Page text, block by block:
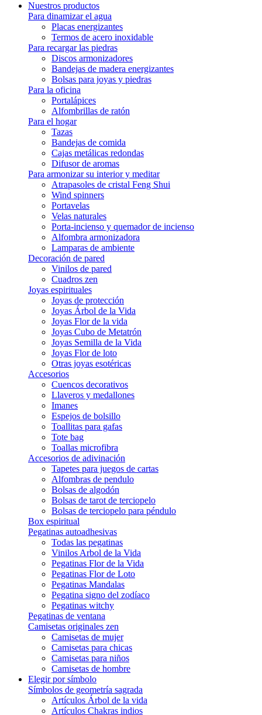
Nuestros productos
Para dinamizar el agua
Placas energizantes
Termos de acero inoxidable
Para recargar las piedras
Discos armonizadores
Bandejas de madera energizantes
Bolsas para joyas y piedras
Para la oficina
Portalápices
Alfombrillas de ratón
Para el hogar
Tazas
Bandejas de comida
Cajas metálicas redondas
Difusor de aromas
Para armonizar su interior y meditar
Atrapasoles de cristal Feng Shui
Wind spinners
Portavelas
Velas naturales
Porta-incienso y quemador de incienso
Alfombra armonizadora
Lamparas de ambiente
Decoración de pared
Vinilos de pared
Cuadros zen
Joyas espirituales
Joyas de protección
Joyas Árbol de la Vida
Joyas Flor de la vida
Joyas Cubo de Metatrón
Joyas Semilla de la Vida
Joyas Flor de loto
Otras joyas esotéricas
Accesorios
Cuencos decorativos
Llaveros y medallones
Imanes
Espejos de bolsillo
Toallitas para gafas
Tote bag
Toallas microfibra
Accesorios de adivinación
Tapetes para juegos de cartas
Alfombras de pendulo
Bolsas de algodón
Bolsas de tarot de terciopelo
Bolsas de terciopelo para péndulo
Box espiritual
Pegatinas autoadhesivas
Todas las pegatinas
Vinilos Arbol de la Vida
Pegatinas Flor de la Vida
Pegatinas Flor de Loto
Pegatinas Mandalas
Pegatina signo del zodíaco
Pegatinas witchy
Pegatinas de ventana
Camisetas originales zen
Camisetas de mujer
Camisetas para chicas
Camisetas para niños
Camisetas de hombre
Elegir por símbolo
Símbolos de geometría sagrada
Artículos Árbol de la vida
Artículos Chakras indios